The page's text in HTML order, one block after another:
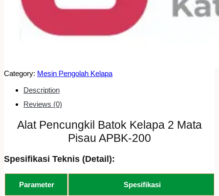
Category: Mesin Pengolah Kelapa
Description
Reviews (0)
Alat Pencungkil Batok Kelapa 2 Mata
Pisau APBK-200
Spesifikasi Teknis (Detail):
Parameter Spesifikasi